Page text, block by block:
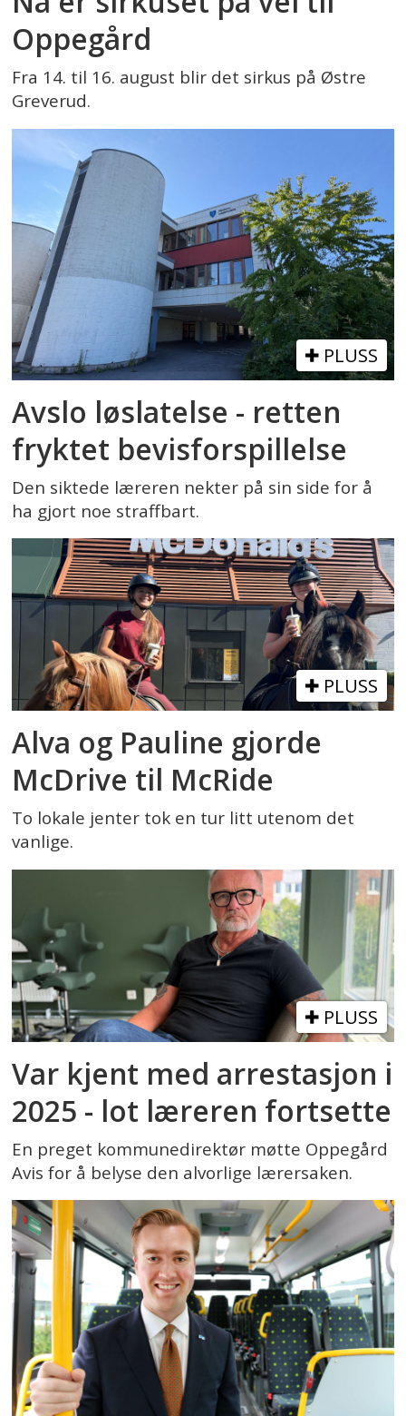
Oppegård
Fra 14. til 16. august blir det sirkus på Østre
Greverud.
PLUSS
Avslo løslatelse - retten
fryktet bevisforspillelse
Den siktede læreren nekter på sin side for å
ha gjort noe straffbart.
PLUSS
Alva og Pauline gjorde
McDrive til McRide
To lokale jenter tok en tur litt utenom det
vanlige.
PLUSS
Var kjent med arrestasjon i
2025 - lot læreren fortsette
En preget kommunedirektør møtte Oppegård
Avis for å belyse den alvorlige lærersaken.